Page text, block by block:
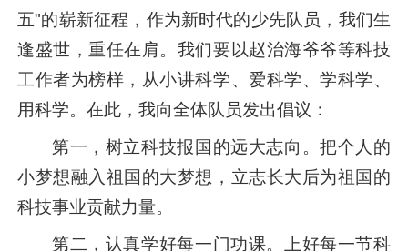
五"的崭新征程，作为新时代的少先队员，我们生
逢盛世，重任在肩。我们要以赵治海爷爷等科技
工作者为榜样，从小讲科学、爱科学、学科学、
用科学。在此，我向全体队员发出倡议：
第一，树立科技报国的远大志向。把个人的
小梦想融入祖国的大梦想，立志长大后为祖国的
科技事业贡献力量。
第二，认真学好每一门功课。上好每一节科